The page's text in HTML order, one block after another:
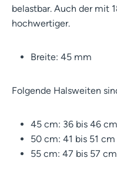
belastbar. Auch der mit
hochwertiger.
Breite: 45 mm
Folgende Halsweiten
45 cm: 36 bis 46
50 cm: 41 bis 51
55 cm: 47 bis 57